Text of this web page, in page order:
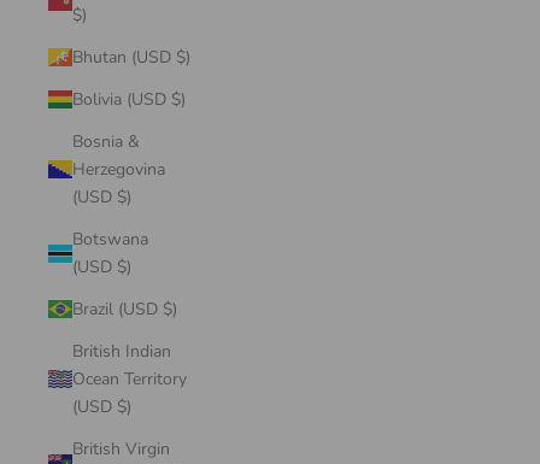
$)
Bhutan (USD $)
Bolivia (USD $)
Bosnia &
Herzegovina
(USD $)
Botswana
(USD $)
Brazil (USD $)
British Indian
Ocean Territory
(USD $)
British Virgin